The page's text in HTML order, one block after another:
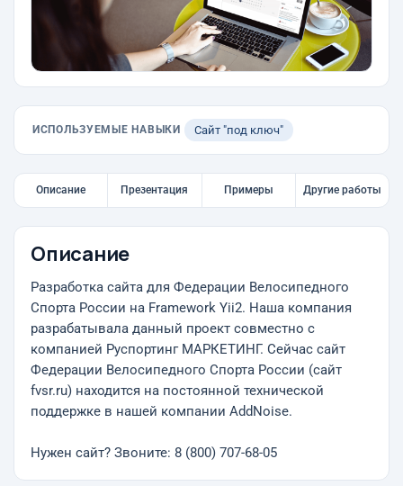
ИСПОЛЬЗУЕМЫЕ НАВЫКИ Сайт "под ключ"
Описание Презентация Примеры Другие работы
Описание
Разработка сайта для Федерации Велосипедного
Спорта России на Framework Yii2. Наша компания
разрабатывала данный проект совместно с
компанией Руспортинг МАРКЕТИНГ. Сейчас сайт
Федерации Велосипедного Спорта России (сайт
fvsr.ru) находится на постоянной технической
поддержке в нашей компании AddNoise.
Нужен сайт? Звоните: 8 (800) 707-68-05